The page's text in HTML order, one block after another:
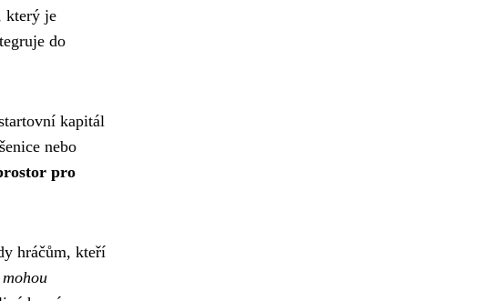
který je
do
kapitál
nebo
pro
hráčům, kteří
mohou